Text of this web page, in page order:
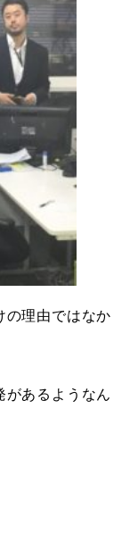
の理由ではなか
があるようなん